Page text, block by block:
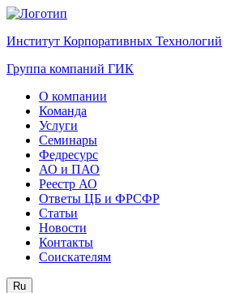
Институт Корпоративных Технологий
Группа компаний ГИК
О компании
Команда
Услуги
Семинары
Федресурс
АО и ПАО
Реестр АО
Ответы ЦБ и ФРСФР
Статьи
Новости
Контакты
Соискателям
Ru